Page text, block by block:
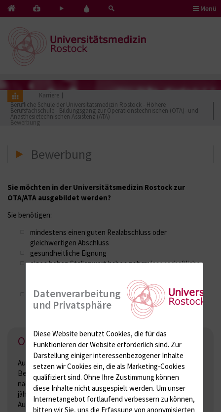
Kontakt
Notfälle
Pflege
Herz
Blut
Menü
Karriere
Berufliche Schule der Universitätsmedizin Rostock - Höhere
Berufsfachschule - Bildungsgang zur Operationstechnischen (OTA)- und
Anästhesietechnischen Assistenz (ATA)
Bewerbung
Bewerbung
Sie möchten in der Universitätsmedizin Rostock zur
OTA/ATA ausgebildet werden?
Sie benötigen:
mindestens einen guten Realabschluss oder
gleichwertigen Abschluss
gesundheitliche Eignung
einen hohen Stellenwert haben naturwissenschaftliche
wenn sie gern im Team arbeiten, manuelles Geschick,
technisches Verständnis besitzen und empathisch sind,
bringen sie optimale Voraussetzungen als Bewerber mit
Operationstechnische Assistenz
Ausbildung: jährlich
Bewerbungszeitraum: bis Ende Februar
nächster Ausbildungsbeginn:
jährlich am 1. September
Ausbildungsdauer: 3 Jahre
Datenverarbeitung
und Privatsphäre
Diese Website benutzt Cookies, die für das
Funktionieren der Website erforderlich sind. Zur
Darstellung einiger interessenbezogener Inhalte
setzen wir Cookies ein, die als Marketing-Cookies
qualifiziert sind. Ohne Ihre Zustimmung können
diese Inhalte nicht ausgespielt werden. Um unser
Internetangebot fortlaufend verbessern zu können,
bitten wir Sie, uns die Erfassung von anonymisierten